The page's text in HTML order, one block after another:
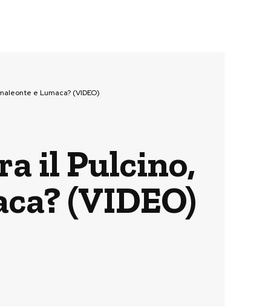
e Lumaca? (VIDEO)
il Pulcino,
(VIDEO)